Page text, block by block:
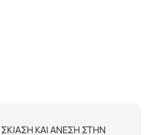
ΣΚΙΑΣΗ ΚΑΙ ΑΝΕΣΗ ΣΤΗΝ